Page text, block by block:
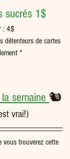
sucrés 1$
: 4$
détenteurs de cartes
*
semaine 🐿️
vrai!)
vous trouverez cette